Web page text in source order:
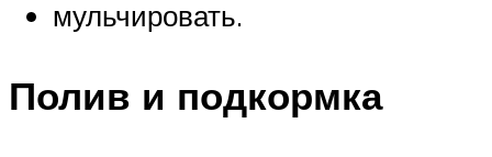
мульчировать.
Полив и подкормка